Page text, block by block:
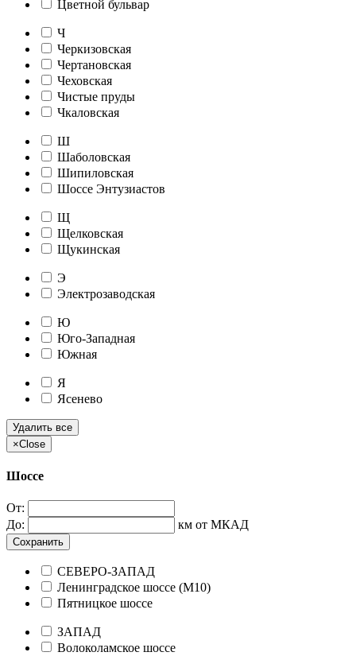
Цветной бульвар
Ч
Черкизовская
Чертановская
Чеховская
Чистые пруды
Чкаловская
Ш
Шаболовская
Шипиловская
Шоссе Энтузиастов
Щ
Щелковская
Щукинская
Э
Электрозаводская
Ю
Юго-Западная
Южная
Я
Ясенево
Удалить все
×Close
Шоссе
От:
До:
км от МКАД
Сохранить
СЕВЕРО-ЗАПАД
Ленинградское шоссе (М10)
Пятницкое шоссе
ЗАПАД
Волоколамское шоссе